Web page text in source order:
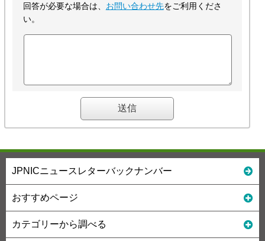
回答が必要な場合は、 お問い合わせ先をご利用くださ
い。
JPNICニュースレターバックナンバー
おすすめページ
カテゴリーから調べる